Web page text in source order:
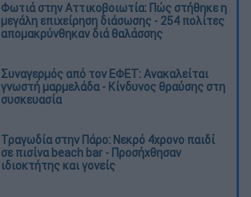
Φωτιά στην Αττικοβοιωτία: Πώς στήθηκε η
μεγάλη επιχείρηση διάσωσης - 254 πολίτες
απομακρύνθηκαν διά θαλάσσης
Συναγερμός από τον ΕΦΕΤ: Ανακαλείται
γνωστή μαρμελάδα - Κίνδυνος θραύσης στη
συσκευασία
Τραγωδία στην Πάρο: Νεκρό 4χρονο παιδί
σε πισίνα beach bar - Προσήχθησαν
ιδιοκτήτης και γονείς